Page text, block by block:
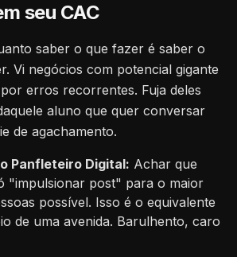
seu CAC
saber o que fazer é saber o
Vi negócios com potencial gigante
erros recorrentes. Fuja deles
aluno que quer conversar
de agachamento.
Panfleteiro Digital: Achar que
"impulsionar post" para o maior
possível. Isso é o equivalente
de uma avenida. Barulhento, caro